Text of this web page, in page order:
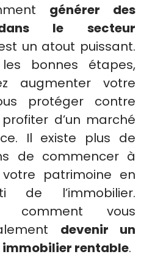
générer des
le secteur
un atout puissant.
bonnes étapes,
augmenter votre
protéger contre
d’un marché
Il existe plus de
de commencer à
patrimoine en
de l’immobilier.
comment vous
devenir un
immobilier rentable.